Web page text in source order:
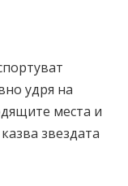
удря на
места и
звездата